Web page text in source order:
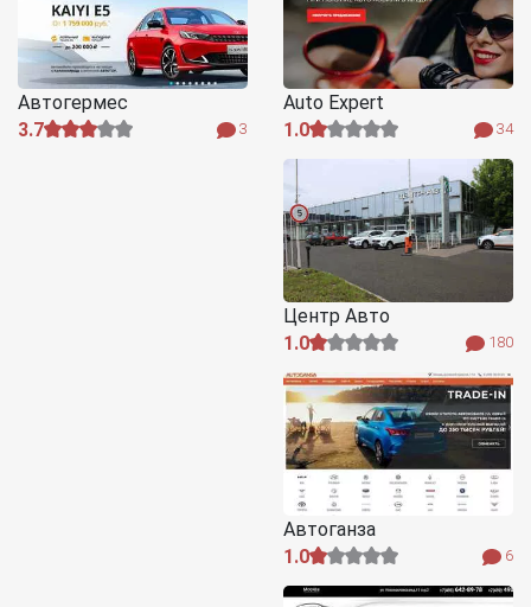
Автогермес
3.7
3
Auto Expert
1.0
34
Центр Авто
1.0
180
Автоганза
1.0
6